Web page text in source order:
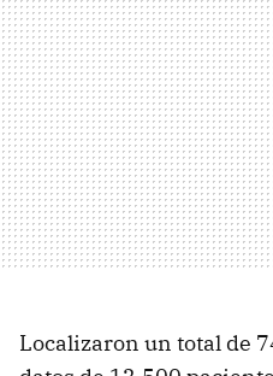
Localizaron un total de